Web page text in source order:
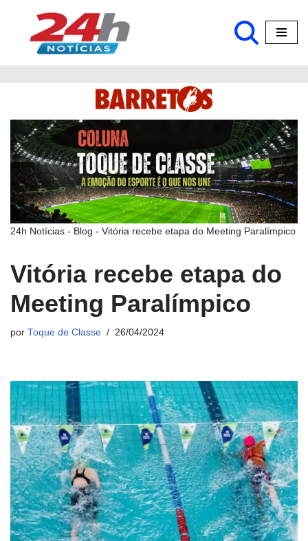
Pular
24h Notícias - Blog - Vitória recebe etapa do Meeting Paralímpico
Vitória recebe etapa do
Meeting Paralímpico
por Toque de Classe 26/04/2024